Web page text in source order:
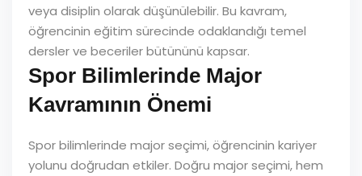
veya disiplin olarak düşünülebilir. Bu kavram,
öğrencinin eğitim sürecinde odaklandığı temel
dersler ve beceriler bütününü kapsar.
Spor Bilimlerinde Major
Kavramının Önemi
Spor bilimlerinde major seçimi, öğrencinin kariyer
yolunu doğrudan etkiler. Doğru major seçimi, hem